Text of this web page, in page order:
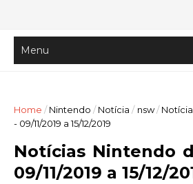
Home / Nintendo / Notícia / nsw /
- 09/11/2019 a 15/12/2019
Notícias Nintendo
09/11/2019 a 15/12/